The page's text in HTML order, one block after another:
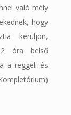
való mély
hogy
kerüljön,
2 óra belső
a reggeli és